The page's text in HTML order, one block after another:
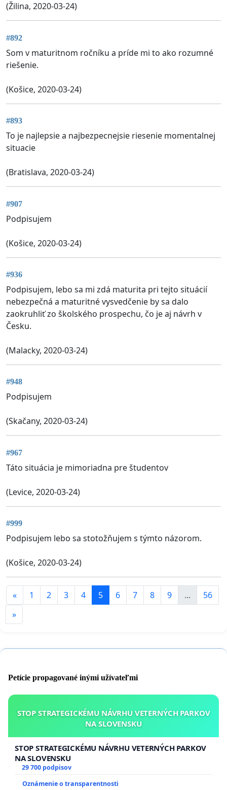
(Žilina, 2020-03-24)
#892
Som v maturitnom ročníku a príde mi to ako rozumné
riešenie.
(Košice, 2020-03-24)
#893
To je najlepsie a najbezpecnejsie riesenie momentalnej
situacie
(Bratislava, 2020-03-24)
#907
Podpisujem
(Košice, 2020-03-24)
#936
Podpisujem, lebo sa mi zdá maturita pri tejto situácií
nebezpečná a maturitné vysvedčenie by sa dalo
zaokruhliť zo školského prospechu, čo je aj návrh v
Česku.
(Malacky, 2020-03-24)
#948
Podpisujem
(Skačany, 2020-03-24)
#967
Táto situácia je mimoriadna pre študentov
(Levice, 2020-03-24)
#999
Podpisujem lebo sa stotožňujem s týmto názorom.
(Košice, 2020-03-24)
« 1 2 3 4 5 6 7 8 9 ...
56
»
Petície propagované inými užívateľmi
STOP STRATEGICKÉMU NÁVRHU VETERNÝCH PARKOV
NA SLOVENSKU
STOP STRATEGICKÉMU NÁVRHU VETERNÝCH PARKOV
NA SLOVENSKU
29 700 podpisov
Oznámenie o transparentnosti